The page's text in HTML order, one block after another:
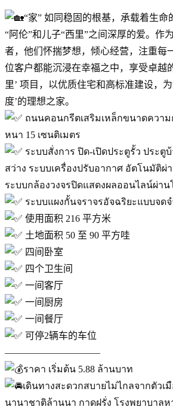
“家” 如同稳固的根基，承载着生命
“阿伦”和儿子“西里”之间深厚的爱。作
者，他们怀揣梦想，倾心经营，注重每
位客户都能沉浸在幸福之中，享受卓越
里’ 项目，以优质住宅和高标准建设，
度’的理想之家。
ถนนคอนกรีตเสริมเหล็กขนาดความ
หนา 15 เซนติเมตร
ระบบสั่งการ ปิด-เปิดประตูรั้ว ประตู
สว่าง ระบบเครื่องปรับอากาศ อัตโนมัติผ่
ระบบกล้องวงจรปิดแสดงผลออนไลน์ผ่า
ระบบแผงกั้นจราจรอัจฉริยะแบบจด
使用面积 216 平方米
土地面积 50 至 90 平方哇
四间卧室
四个卫生间
一间客厅
一间厨房
一间餐厅
可停2辆车的车位
——————————
ราคา เริ่มต้น 5.88 ล้านบาท
เดินทางสะดวกสบายไม่ไกลจากตัวเมื
นานาชาติล้านนา กาดฝรั่ง โรงพยาบาลห